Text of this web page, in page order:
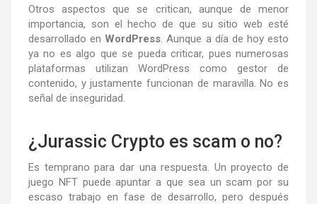
Otros aspectos que se critican, aunque de menor
importancia, son el hecho de que su sitio web esté
desarrollado enWordPress. Aunque a día de hoy esto
ya no es algo que se pueda criticar, pues numerosas
plataformas utilizan WordPress como gestor de
contenido, y justamente funcionan de maravilla. No es
señal de inseguridad.
¿Jurassic Crypto es scam o no?
Es temprano para dar una respuesta. Un proyecto de
juego NFT puede apuntar a que sea un scam por su
escaso trabajo en fase de desarrollo, pero después